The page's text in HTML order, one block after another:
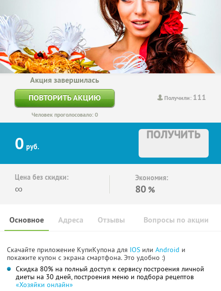
Получили: 111
Акция завершилась
ПОВТОРИТЬ АКЦИЮ
Человек проголосовало: 0
0 руб.
ПОЛУЧИТЬ
Цена без скидки:
∞
Экономия:
80 %
Основное Отзывы Вопросы по акции
Адреса
Скачайте приложение КупиКупона для IOS или Android и
покажите купон с экрана смартфона. Это удобно :)
Скидка 80% на полный доступ к сервису построения личной
диеты на 30 дней, построения меню и подбора рецептов
«Хозяйки онлайн»